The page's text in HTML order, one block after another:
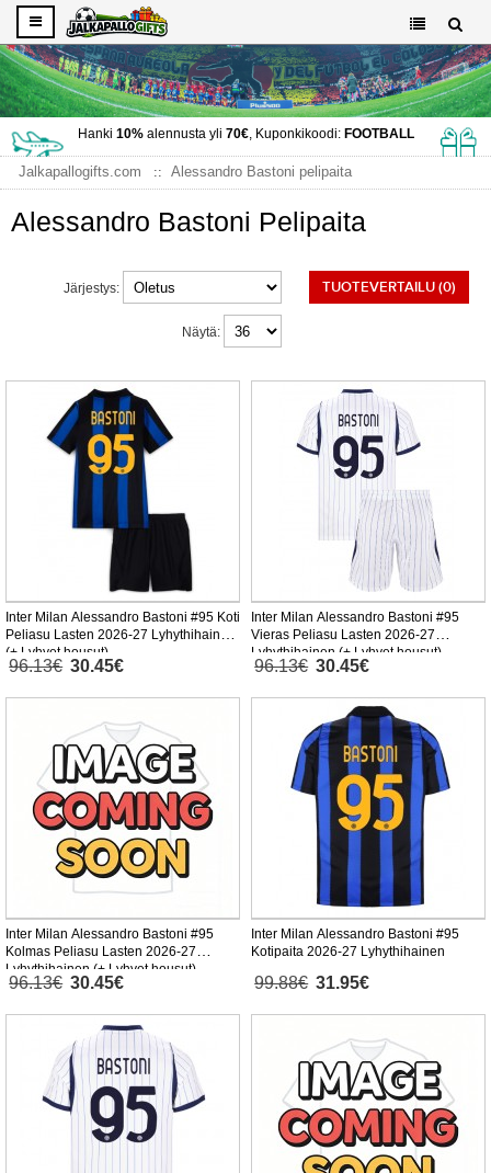
Hanki 10%alennusta yli 70€, Kuponkikoodi: FOOTBALL
Jalkapallogifts.com Alessandro Bastoni pelipaita
Alessandro Bastoni Pelipaita
TUOTEVERTAILU (0)
Järjestys:
Näytä:
Inter Milan Alessandro Bastoni #95 Koti
Peliasu Lasten 2026-27 Lyhythihainen
(+ Lyhyet housut)
96.13€ 30.45€
Inter Milan Alessandro Bastoni #95
Vieras Peliasu Lasten 2026-27
Lyhythihainen (+ Lyhyet housut)
96.13€ 30.45€
Inter Milan Alessandro Bastoni #95
Kolmas Peliasu Lasten 2026-27
Lyhythihainen (+ Lyhyet housut)
96.13€ 30.45€
Inter Milan Alessandro Bastoni #95
Kotipaita 2026-27 Lyhythihainen
99.88€ 31.95€